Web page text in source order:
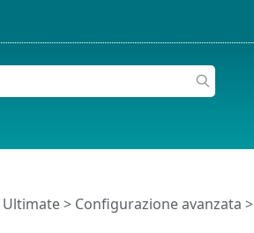
Ultimate> Configurazione avanzata >